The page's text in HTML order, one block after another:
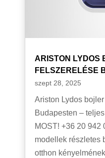
ARISTON LYDOS
FELSZERELÉSE
szept 28, 2025
Ariston Lydos
Budapesten –
MOST! +36 20 942
modellek
otthon